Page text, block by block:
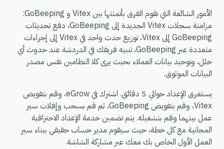
الأمور الشائعة التي تقوم الفرق بأتمتتها بين Vitex و GoBeeping:
مزامنة سجلات Vitex الجديدة إلى GoBeeping، دفع تحديثات
GoBeeping إلى Vitex، توزيع حدث واحد في Vitex إلى إجراءات
متعددة عبر GoBeeping، تنبيه فريقك في الدردشة عند حدوث أي
خلل، وتوحيد بيانات العملاء بحيث يرى كلا النظامين نفس مصدر
البيانات الموثوق.
يستغرق الإعداد حوالي 5 دقائق. اشترك في eGrow، وقم بتفويض
Vitex، وقم بتفويض GoBeeping، ثم قم بسحب وإفلات سير
عمل بينهما وقم بتشغيله. يتم تضمين خدمة الإعداد الاحترافية
المجانية مع كل خطة، حيث سيقوم مدير حساب حقيقي ببناء سير
العمل الأول الخاص بك معك عبر مشاركة الشاشة.